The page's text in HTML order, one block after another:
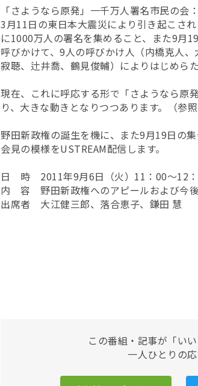
「さようなら原発」一千万人署名市民の会：
3月11日の東日本大震災により引き起こさ
に1000万人の署名を集めること、また9月
呼びかけて、9人の呼びかけ人（内橋克人
寂聴、辻井喬、鶴見俊輔）によりはじめらた
現在、これに呼応する形で「さようなら原
り、大きな動きとなりつつあります。（参照
野田新政権の誕生を機に、また9月19日の
会見の模様をUSTREAM配信します。
日 時 2011年9月6日（火）11：00～12
内 容 野田新政権へのアピールおよび今
出席者 大江健三郎、落合恵子、鎌田 慧
この番組・記事が「い
一人ひとりの